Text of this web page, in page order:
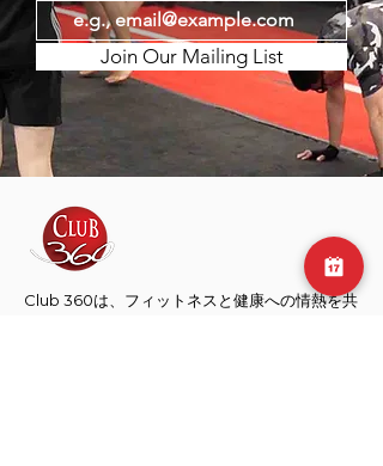
Join Our Mailing List
Club 360は、フィットネスと健康への情熱を共